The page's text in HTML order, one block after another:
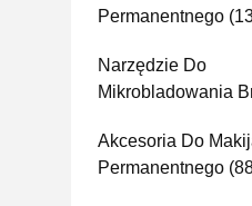
Permanentnego
Narzędzie Do
Mikrobladowania
Akcesoria Do
Permanentnego